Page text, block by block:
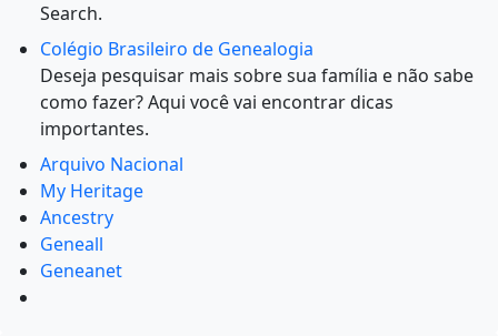
Search.
Colégio Brasileiro de Genealogia
Deseja pesquisar mais sobre sua família e não sabe
como fazer? Aqui você vai encontrar dicas
importantes.
Arquivo Nacional
My Heritage
Ancestry
Geneall
Geneanet